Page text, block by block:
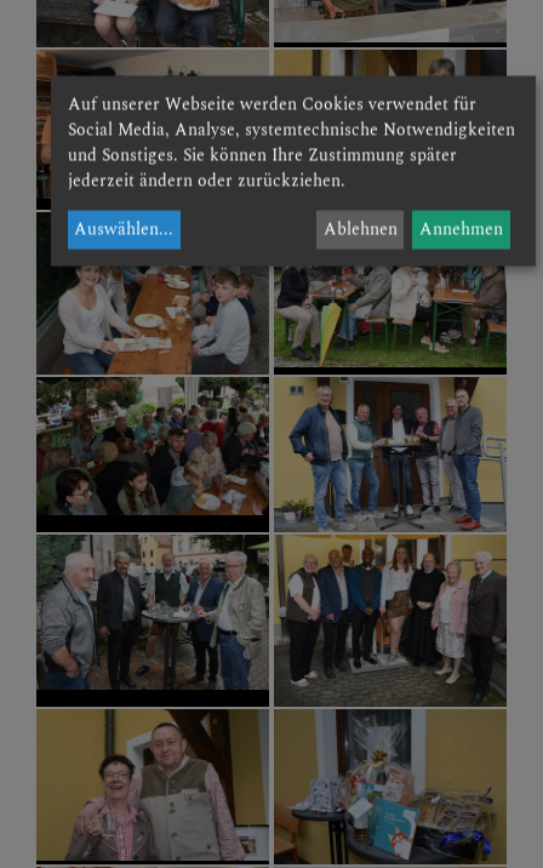
Auf unserer Webseite werden Cookies verwendet für
Social Media, Analyse, systemtechnische Notwendigkeiten
und Sonstiges. Sie können Ihre Zustimmung später
jederzeit ändern oder zurückziehen.
Auswählen... Ablehnen Annehmen